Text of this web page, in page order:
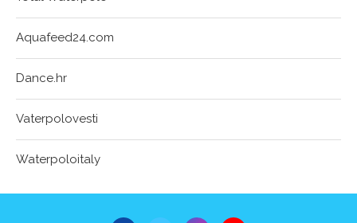
Aquafeed24.com
Dance.hr
Vaterpolovesti
Waterpoloitaly